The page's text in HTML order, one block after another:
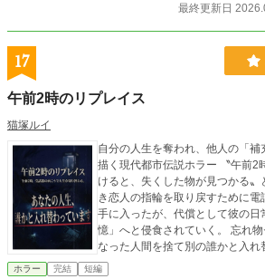
最終更新日
17
午前2時のリプレイス
猫塚ルイ
自分の人生を奪われ、他人の「
描く現代都市伝説ホラー 〝午前2時に特定の番号へ電話をか
けると、失くした物が見つかる〟という
き恋人の指輪を取り戻すために電話をかけ
手に入ったが、代償として彼の
憶」へと侵食されていく。 忘れ物センターの正体は、不要に
なった人間を捨て別の誰かと入れ
ホラー 完結 短編